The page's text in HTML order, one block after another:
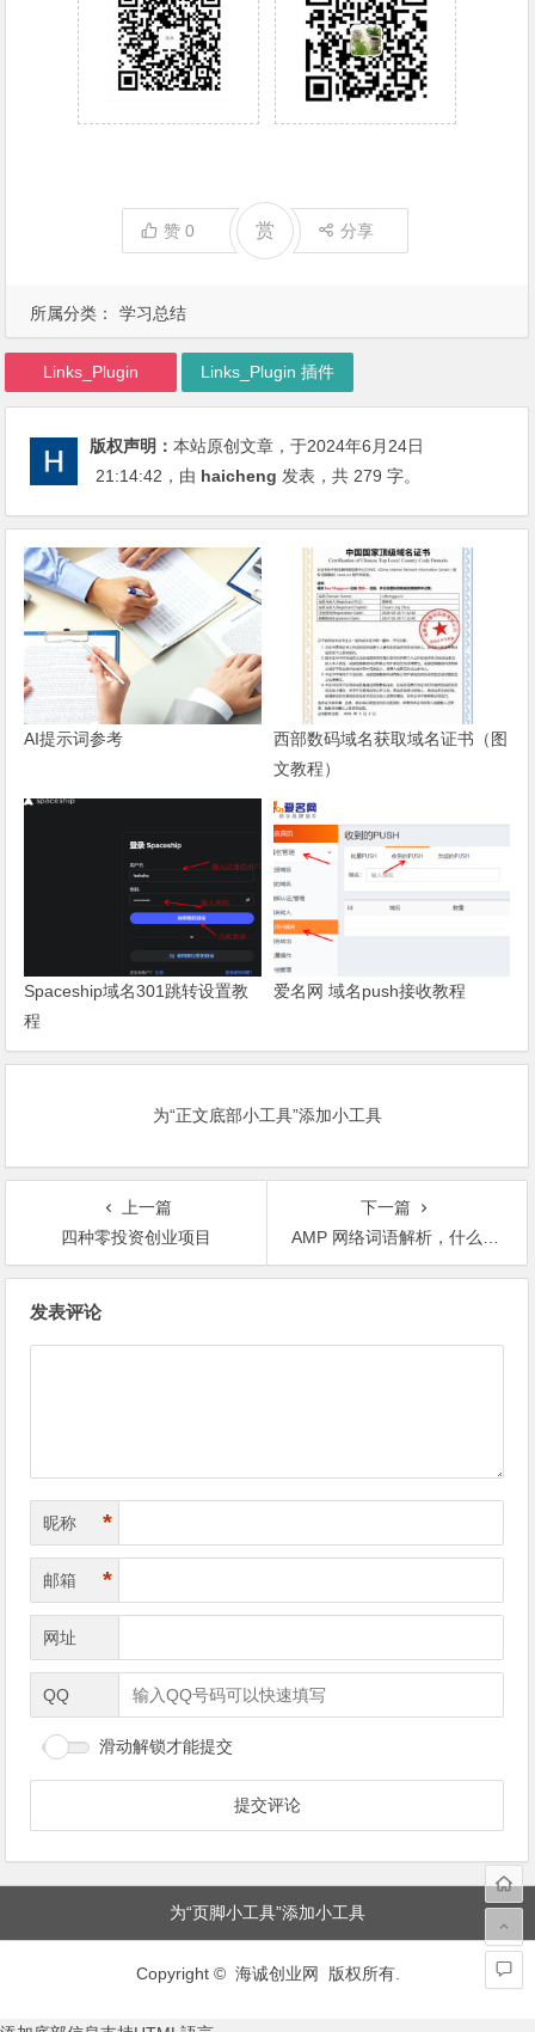
所属分类： 学习总结
赞0 赏 分享
Links_Plugin Links_Plugin 插件
版权声明：本站原创文章，于2024年6月24日
21:14:42 ，由 haicheng 发表，共 279 字。
AI提示词参考
西部数码域名获取域名证书（图
文教程）
Spaceship域名301跳转设置教
程
爱名网 域名push接收教程
为“正文底部小工具”添加小工具
上一篇
四种零投资创业项目
下一篇
AMP 网络词语解析，什么意思？这里为您一一解答
发表评论
昵称 *
邮箱 *
网址
QQ
滑动解锁才能提交
为“页脚小工具”添加小工具
Copyright © 海诚创业网 版权所有.